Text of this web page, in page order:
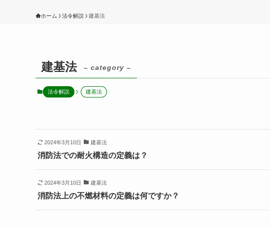
ホーム 法令解説 建基法
建基法 – category –
法令解説 建基法
2024年3月10日 建基法
消防法での耐火構造の定義は？
2024年3月10日 建基法
消防法上の不燃材料の定義は何ですか？